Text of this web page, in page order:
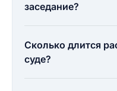
заседание?
Сколько длится
суде?